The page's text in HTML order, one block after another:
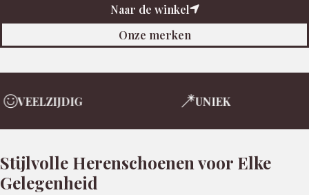
Naar de winkel
Onze merken
UNIEK
Stijlvolle Herenschoenen voor Elke
Gelegenheid